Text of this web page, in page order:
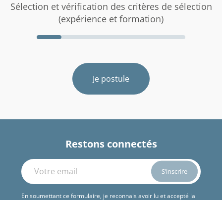
Sélection et vérification des critères de sélection
(expérience et formation)
Je postule
Restons connectés
En soumettant ce formulaire, je reconnais avoir lu et accepté la